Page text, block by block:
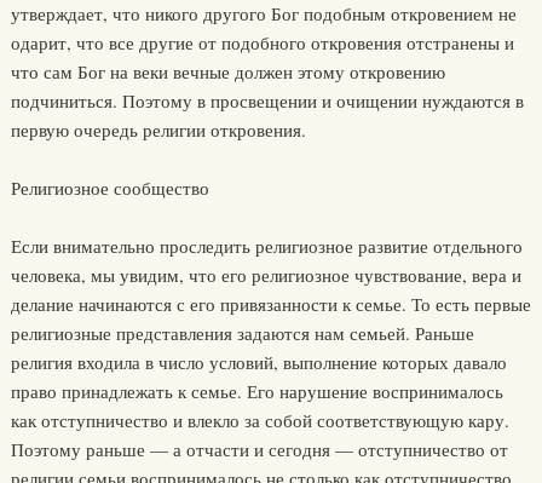
утверждает, что никого друго­го Бог подобным откровением не
одарит, что все другие от подобного откровения отстранены и
что сам Бог на веки вечные должен этому откровению
подчиниться. Поэтому в просвещении и очищении нуж­даются в
первую очередь религии откровения.
Религиозное сообщество
Если внимательно проследить религиозное развитие отдельно­го
человека, мы увидим, что его религиозное чувствование, вера и
делание начинаются с его привязанности к семье. То есть первые
религиозные представления задаются нам семьей. Раньше
религия входила в число условий, выполнение которых давало
право при­надлежать к семье. Его нарушение воспринималось
как отступни­чество и влекло за собой соответствующую кару.
Поэтому раньше — а отчасти и сегодня — отступничество от
религии семьи восприни­малось не столько как отступничество